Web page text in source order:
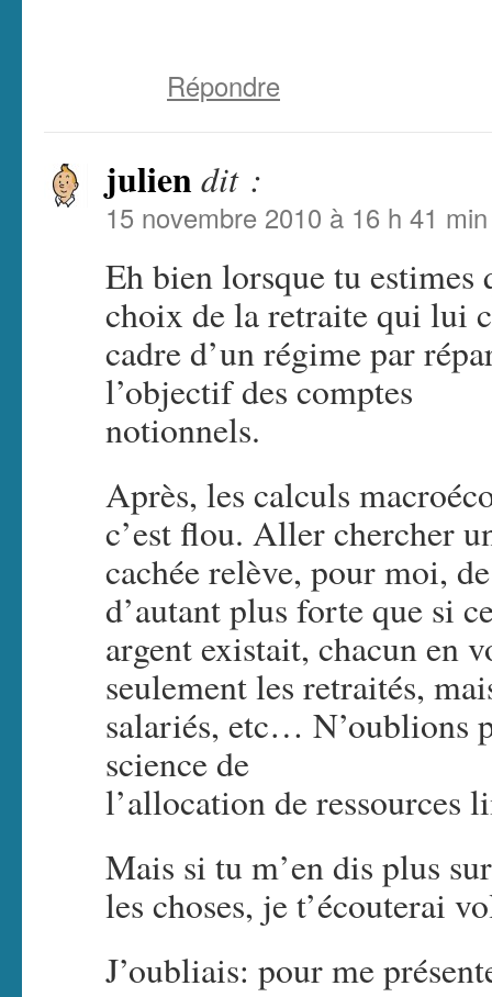
Répondre
julien dit :
15 novembre 2010 à 16 h 41 min
Eh bien lorsque tu estimes
choix de la retraite qui lui
cadre d’un régime par
l’objectif des comptes
notionnels.
Après, les calculs
c’est flou. Aller chercher
cachée relève, pour moi,
d’autant plus forte que si
argent existait, chacun en
seulement les retraités,
salariés, etc… N’oublions
science de
l’allocation de ressources
Mais si tu m’en dis plus
les choses, je t’écouterai
J’oubliais: pour me